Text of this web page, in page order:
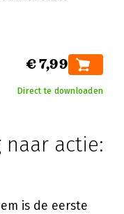
€ 7,99
Direct te downloaden
naar actie:
is de eerste